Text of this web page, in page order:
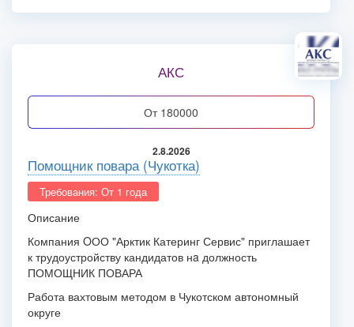
АКС
от 180000
2.8.2026
Помощник повара (Чукотка)
Требования: От 1 года
Описание
Компания OОО "Арктик Катеринг Сервис" приглашает
к трудоустройству кандидатов нa должность
ПОМОЩНИК ПОВАРА
Работа вахтовым методом в Чукотском автономный
округе